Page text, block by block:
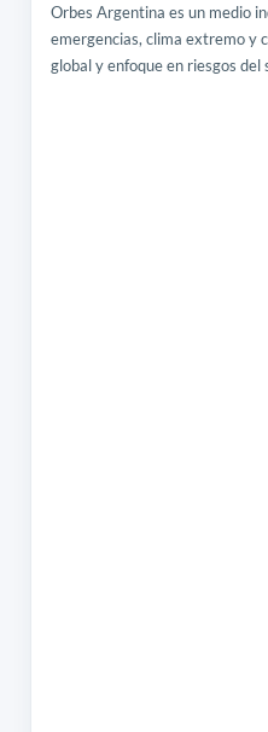
Orbes Argentina es un medio
emergencias, clima extremo y
global y enfoque en riesgos del